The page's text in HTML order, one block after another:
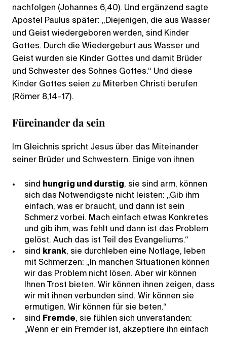
nachfolgen (Johannes 6,40). Und ergänzend sagte
Apostel Paulus später: „Diejenigen, die aus Wasser
und Geist wiedergeboren werden, sind Kinder
Gottes. Durch die Wiedergeburt aus Wasser und
Geist wurden sie Kinder Gottes und damit Brüder
und Schwester des Sohnes Gottes.“ Und diese
Kinder Gottes seien zu Miterben Christi berufen
(Römer 8,14–17).
Füreinander da sein
Im Gleichnis spricht Jesus über das Miteinander
seiner Brüder und Schwestern. Einige von ihnen
sind hungrig und durstig, sie sind arm, können
sich das Notwendigste nicht leisten: „Gib ihm
einfach, was er braucht, und dann ist sein
Schmerz vorbei. Mach einfach etwas Konkretes
und gib ihm, was fehlt und dann ist das Problem
gelöst. Auch das ist Teil des Evangeliums.“
sind krank, sie durchleben eine Notlage, leben
mit Schmerzen: „In manchen Situationen können
wir das Problem nicht lösen. Aber wir können
Ihnen Trost bieten. Wir können ihnen zeigen, dass
wir mit ihnen verbunden sind. Wir können sie
ermutigen. Wir können für sie beten.“
sind Fremde, sie fühlen sich unverstanden:
„Wenn er ein Fremder ist, akzeptiere ihn einfach